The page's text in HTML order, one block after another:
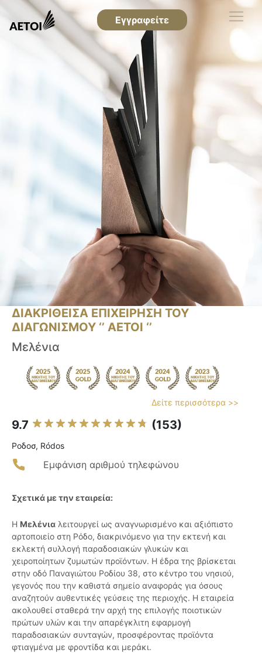
Εγγραφείτε
ΔΙΑΚΡΙΘΕΙΣΑ ΕΠΙΧΕΙΡΗΣΗ ΤΟΥ
ΔΙΑΓΩΝΙΣΜΟΥ ‘’ ΑΕΤΟΙ ‘’
Μελένια
Δείτε περισσότερα >>
9.7 (153)
Ροδοσ, Ródos
Εμφάνιση αριθμού τηλεφώνου
Σχετικά με την εταιρεία:
Η Μελένια λειτουργεί ως αναγνωρισμένο και αξιόπιστο
αρτοποιείο στη Ρόδο, διακρινόμενο για την εκτενή και
εκλεκτή συλλογή παραδοσιακών γλυκών και
χειροποίητων ζυμωτών προϊόντων. Η έδρα της βρίσκεται
στην οδό Παναγιώτου Ροδίου 38, στο κέντρο του νησιού,
γεγονός που την καθιστά σημείο αναφοράς για όσους
αναζητούν αυθεντικές γεύσεις της περιοχής. Η εταιρεία
ακολουθεί σταθερά την αρχή της επιλογής ποιοτικών
πρώτων υλών και την απαρέγκλιτη εφαρμογή
παραδοσιακών συνταγών, προσφέροντας προϊόντα
φτιαγμένα με φροντίδα και μεράκι.